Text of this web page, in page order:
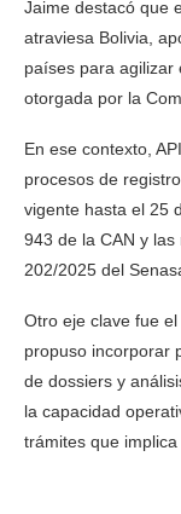
Jaime destacó que
atraviesa Bolivia,
países para agilizar
otorgada por la
En ese contexto,
procesos de
vigente hasta el 25
943 de la CAN y
202/2025 del
Otro eje clave fue
propuso incorporar
de dossiers y
la capacidad
trámites que